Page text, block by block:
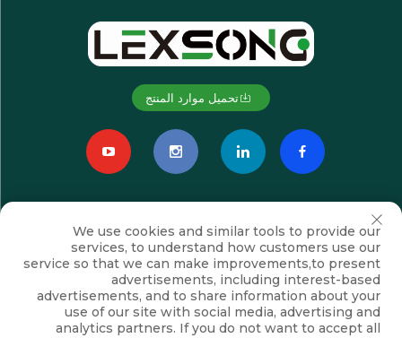
تحميل موارد المنتج
الاشتراك
We use cookies and similar tools to provide our
services, to understand how customers use our
service so that we can make improvements,to present
advertisements, including interest-based
advertisements, and to share information about your
use of our site with social media, advertising and
analytics partners. If you do not want to accept all